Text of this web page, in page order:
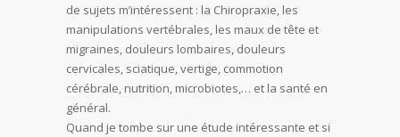
de sujets m’intéressent : la Chiropraxie, les
manipulations vertébrales, les maux de tête et
migraines, douleurs lombaires, douleurs
cervicales, sciatique, vertige, commotion
cérébrale, nutrition, microbiotes,… et la santé en
général.
Quand je tombe sur une étude intéressante et si